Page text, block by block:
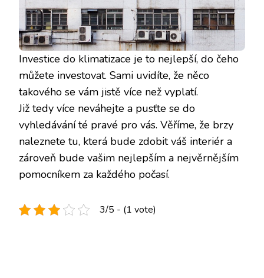
Investice do klimatizace je to nejlepší, do čeho
můžete investovat. Sami uvidíte, že něco
takového se vám jistě více než vyplatí.
Již tedy více neváhejte a pusťte se do
vyhledávání té pravé pro vás. Věříme, že brzy
naleznete tu, která bude zdobit váš interiér a
zároveň bude vašim nejlepším a nejvěrnějším
pomocníkem za každého počasí.
3/5 - (1 vote)